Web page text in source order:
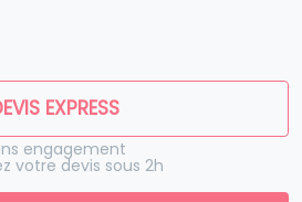
EXPRESS
engagement
votre devis sous 2h